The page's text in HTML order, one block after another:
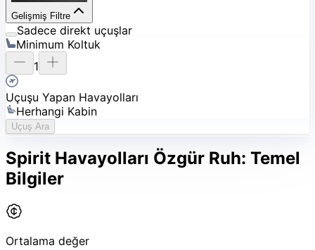
Gelişmiş Filtre
Sadece direkt uçuşlar
Minimum Koltuk
1
Uçuşu Yapan Havayolları
Herhangi Kabin
Uçuş Ara
Spirit Havayolları Özgür Ruh: Temel
Bilgiler
Ortalama değer